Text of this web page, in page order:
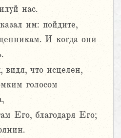
нас.
им: пойдите,
И когда они
что исцелен,
голосом
Его, благодаря Его;